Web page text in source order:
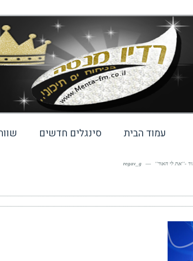
עמוד הבית סינגלים חדשים
-''את לי האור'' —
regav_g